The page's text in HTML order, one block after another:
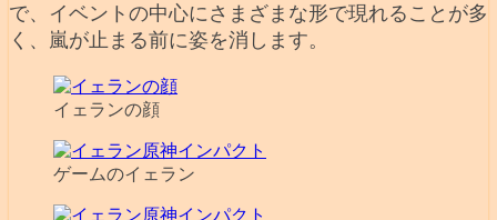
で、イベントの中心にさまざまな形で現れることが多
く、嵐が止まる前に姿を消します。
イェランの顔
ゲームのイェラン